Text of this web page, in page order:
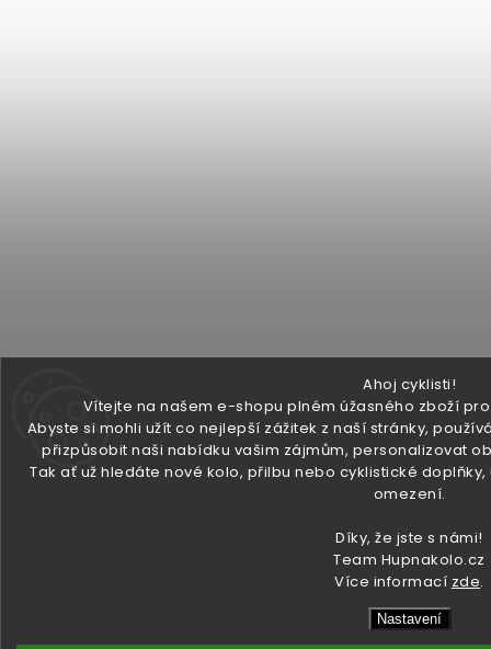
Ahoj cyklisti!
Vítejte na našem e-shopu plném úžasného zboží
Abyste si mohli užít co nejlepší zážitek z naší stránky,
přizpůsobit naši nabídku vašim zájmům, personalizovat
Tak ať už hledáte nové kolo, přilbu nebo cyklistické
omezení.
Díky, že jste s námi!
Team Hupnakolo.cz
Více informací zde.
Nastavení